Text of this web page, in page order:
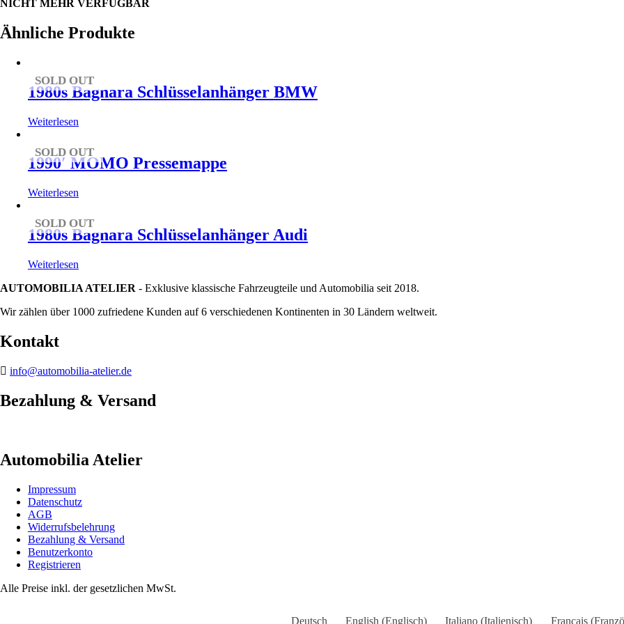
NICHT MEHR VERFÜGBAR
Ähnliche Produkte
SOLD OUT
1980s Bagnara Schlüsselanhänger BMW
Weiterlesen
SOLD OUT
1990′ MOMO Pressemappe
Weiterlesen
SOLD OUT
1980s Bagnara Schlüsselanhänger Audi
Weiterlesen
AUTOMOBILIA ATELIER - Exklusive klassische Fahrzeugteile und Automobilia seit 2018.
Wir zählen über 1000 zufriedene Kunden auf 6 verschiedenen Kontinenten in 30 Ländern weltweit.
Kontakt
info@automobilia-atelier.de
Bezahlung & Versand
Automobilia Atelier
Impressum
Datenschutz
AGB
Widerrufsbelehrung
Bezahlung & Versand
Benutzerkonto
Registrieren
Alle Preise inkl. der gesetzlichen MwSt.
Deutsch English (Englisch) Italiano (Italienisch) Français(